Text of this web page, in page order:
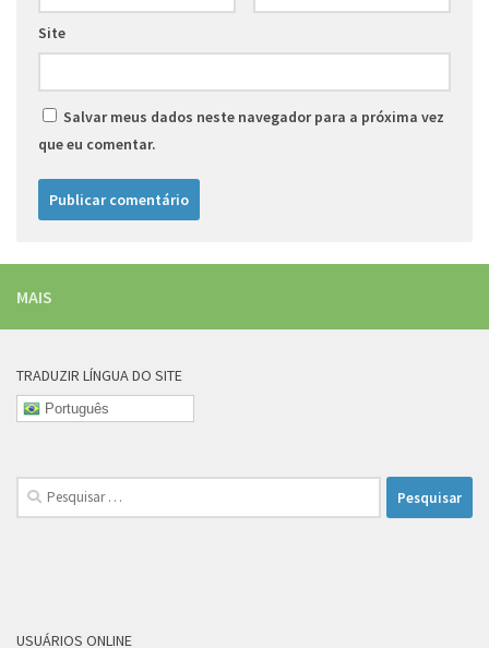
Site
Salvar meus dados neste navegador para a próxima vez
que eu comentar.
MAIS
TRADUZIR LÍNGUA DO SITE
Português
Pesquisar
por:
USUÁRIOS ONLINE